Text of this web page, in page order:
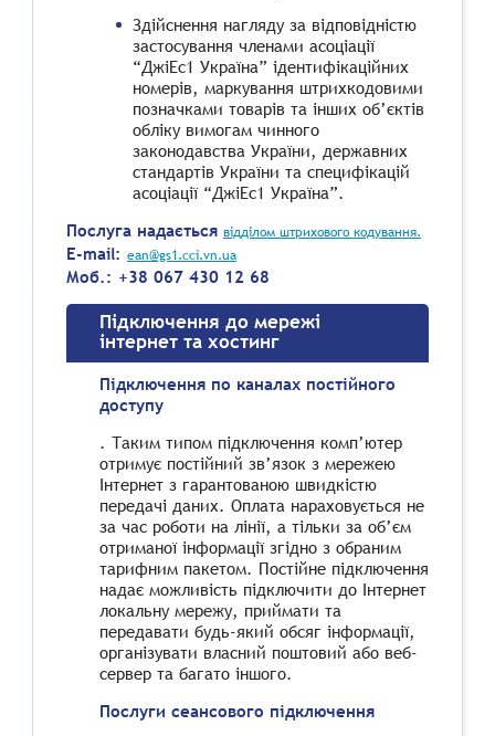
Здійснення нагляду за відповідністю
застосування членами асоціації
“ДжіЕс1 Україна” ідентифікаційних
номерів, маркування штрихкодовими
позначками товарів та інших об’єктів
обліку вимогам чинного
законодавства України, державних
стандартів України та специфікацій
асоціації “ДжіЕс1 Україна”.
Послуга надається відділом штрихового кодування.
E-mail: ean@gs1.cci.vn.ua
Моб.: +38 067 430 12 68
Підключення до мережі
інтернет та хостинг
Підключення по каналах постійного
доступу
. Таким типом підключення комп’ютер
отримує постійний зв’язок з мережею
Інтернет з гарантованою швидкістю
передачі даних. Оплата нараховується не
за час роботи на лінії, а тільки за об’єм
отриманої інформації згідно з обраним
тарифним пакетом. Постійне підключення
надає можливість підключити до Інтернет
локальну мережу, приймати та
передавати будь-який обсяг інформації,
організувати власний поштовий або веб-
сервер та багато іншого.
Послуги сеансового підключення